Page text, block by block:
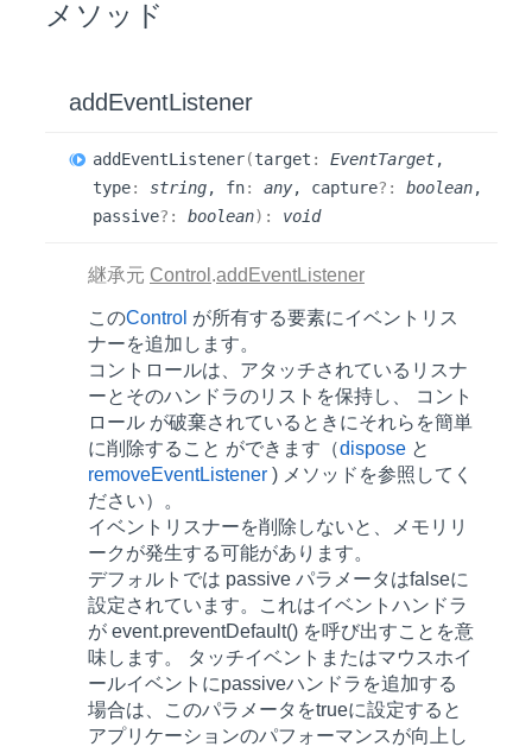
メソッド
addEventListener
addEventListener(target : EventTarget,
type: string, fn: any, capture?: boolean,
passive?: boolean) : void
継承元 Control .addEventListener
このControl が所有する要素にイベントリス
ナーを追加します。
コントロールは、アタッチされているリスナ
ーとそのハンドラのリストを保持し、 コント
ロール が破棄されているときにそれらを簡単
に削除すること ができます（dispose と
removeEventListener ) メソッドを参照してく
ださい）。
イベントリスナーを削除しないと、メモリリ
ークが発生する可能があります。
デフォルトでは passive パラメータはfalseに
設定されています。これはイベントハンドラ
が event.preventDefault() を呼び出すことを意
味します。 タッチイベントまたはマウスホイ
ールイベントにpassiveハンドラを追加する
場合は、このパラメータをtrueに設定すると
アプリケーションのパフォーマンスが向上し